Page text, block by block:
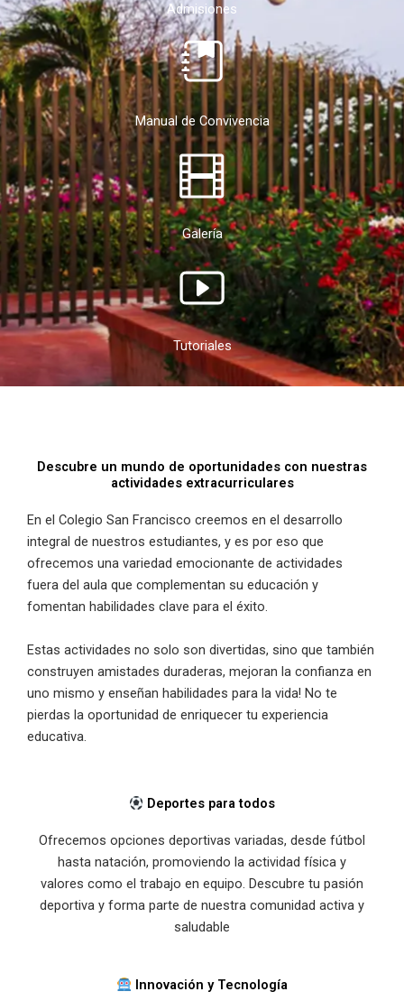
Admisiones
Manual de Convivencia
Galería
Tutoriales
Descubre un mundo de oportunidades con nuestras
actividades extracurriculares
En el Colegio San Francisco creemos en el desarrollo
integral de nuestros estudiantes, y es por eso que
ofrecemos una variedad emocionante de actividades
fuera del aula que complementan su educación y
fomentan habilidades clave para el éxito.
Estas actividades no solo son divertidas, sino que también
construyen amistades duraderas, mejoran la confianza en
uno mismo y enseñan habilidades para la vida! No te
pierdas la oportunidad de enriquecer tu experiencia
educativa.
Deportes para todos
Ofrecemos opciones deportivas variadas, desde fútbol
hasta natación, promoviendo la actividad física y
valores como el trabajo en equipo. Descubre tu pasión
deportiva y forma parte de nuestra comunidad activa y
saludable
Innovación y Tecnología